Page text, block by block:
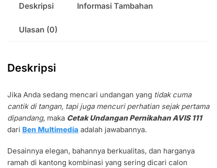
Deskripsi Informasi Tambahan
Ulasan (0)
Deskripsi
Jika Anda sedang mencari undangan yang tidak cuma
cantik di tangan, tapi juga mencuri perhatian sejak pertama
dipandang, maka Cetak Undangan Pernikahan AVIS 111
dari Ben Multimedia adalah jawabannya.
Desainnya elegan, bahannya berkualitas, dan harganya
ramah di kantong kombinasi yang sering dicari calon